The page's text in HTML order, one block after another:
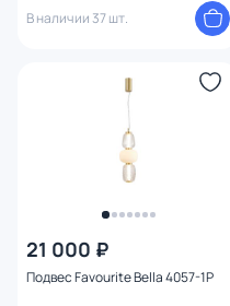
В наличии 37 шт.
21 000 ₽
Подвес Favourite Bella 4057-1P